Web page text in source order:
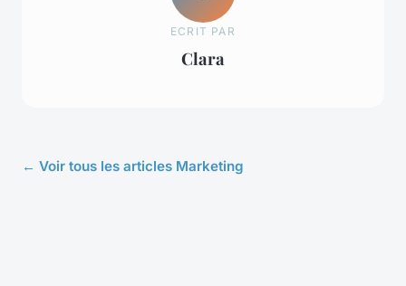
ECRIT PAR
Clara
← Voir tous les articles Marketing